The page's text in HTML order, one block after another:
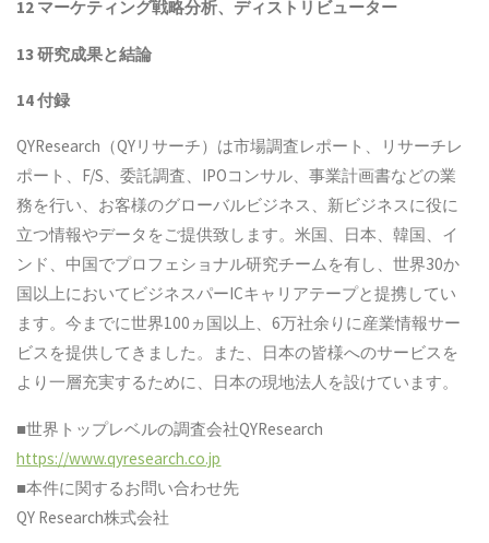
12 マーケティング戦略分析、ディストリビューター
13 研究成果と結論
14 付録
QYResearch（QYリサーチ）は市場調査レポート、リサーチレ
ポート、F/S、委託調査、IPOコンサル、事業計画書などの業
務を行い、お客様のグローバルビジネス、新ビジネスに役に
立つ情報やデータをご提供致します。米国、日本、韓国、イ
ンド、中国でプロフェショナル研究チームを有し、世界30か
国以上においてビジネスパーICキャリアテープと提携してい
ます。今までに世界100ヵ国以上、6万社余りに産業情報サー
ビスを提供してきました。また、日本の皆様へのサービスを
より一層充実するために、日本の現地法人を設けています。
■世界トップレベルの調査会社QYResearch
https://www.qyresearch.co.jp
■本件に関するお問い合わせ先
QY Research株式会社